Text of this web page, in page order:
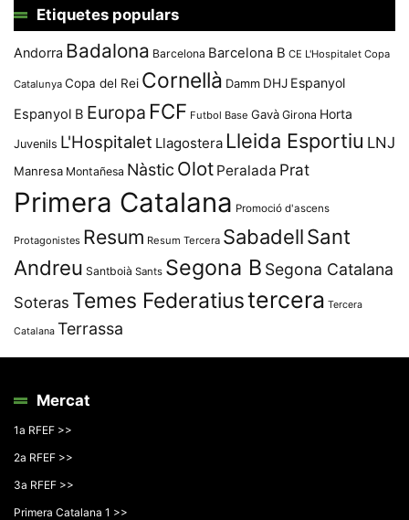
Etiquetes populars
Andorra Badalona Barcelona Barcelona B CE L'Hospitalet Copa
Catalunya Copa del Rei Cornellà Damm DHJ Espanyol
Espanyol B Europa FCF Futbol Base Gavà Girona Horta
Juvenils L'Hospitalet Llagostera Lleida Esportiu LNJ
Manresa Montañesa Nàstic Olot Peralada Prat
Primera Catalana Promoció d'ascens
Protagonistes Resum Resum Tercera SabadellSant
Andreu Santboià Sants Segona B Segona Catalana
Soteras Temes Federatiustercera Tercera
Catalana Terrassa
Mercat
1a RFEF >>
2a RFEF >>
3a RFEF >>
Primera Catalana 1 >>